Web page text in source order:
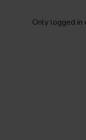
Only logged in